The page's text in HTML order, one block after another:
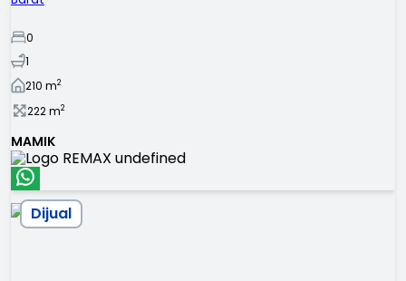
0
1
210 m2
222m2
MAMIK
Dijual